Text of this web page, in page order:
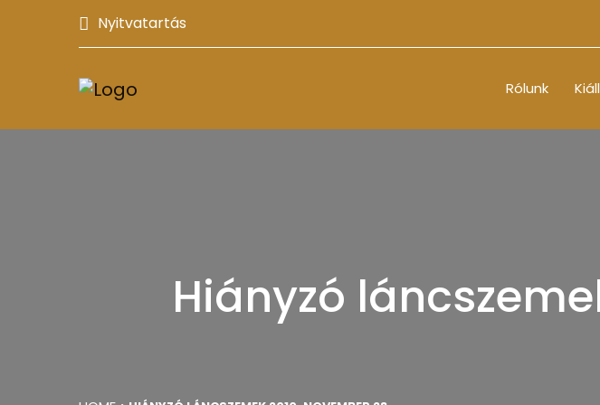
Nyitvatartás
Rólunk
Hiányzó